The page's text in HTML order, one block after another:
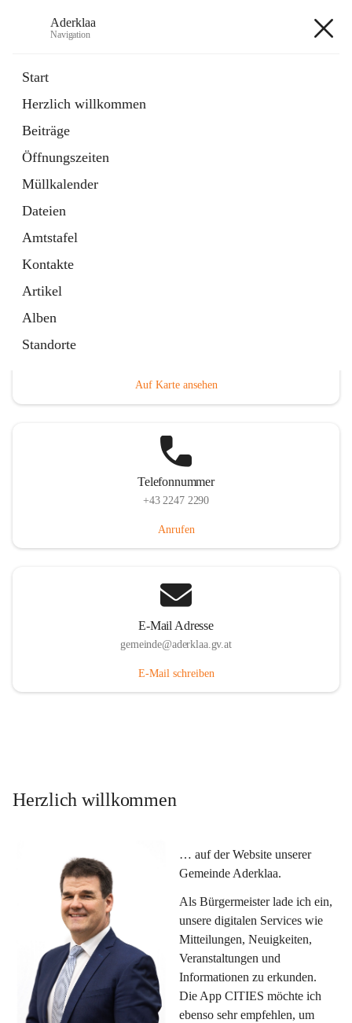
Aderklaa
Navigation
Start
Herzlich willkommen
Beiträge
Öffnungszeiten
Müllkalender
Dateien
Amtstafel
Kontakte
Artikel
Alben
Standorte
6 Schnellzugriffe
Gemeinde
3 Schnellzugriffe
Auf Karte ansehen
Telefonnummer
+43 2247 2290
Anrufen
E-Mail Adresse
gemeinde@aderklaa.gv.at
E-Mail schreiben
Herzlich willkommen
… auf der Website unserer
Gemeinde Aderklaa.
Als Bürgermeister lade ich ein,
unsere digitalen Services wie
Mitteilungen, Neuigkeiten,
Veranstaltungen und
Informationen zu erkunden.
Die App CITIES möchte ich
ebenso sehr empfehlen, um